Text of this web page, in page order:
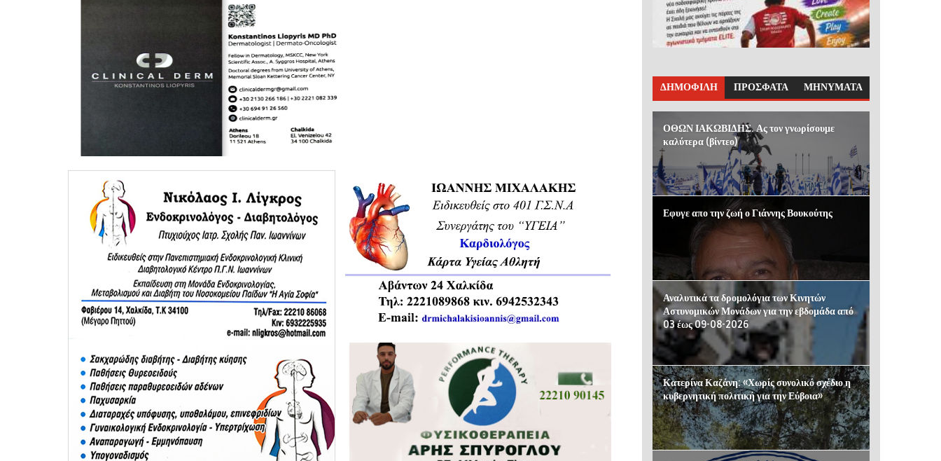
ΔΗΜΟΦΙΛΗ ΠΡΟΣΦΑΤΑ ΜΗΝΥΜΑΤΑ
ΟΘΩΝ ΙΑΚΩΒΙΔΗΣ. Ας τον γνωρίσουμε
καλύτερα (βίντεο)
Εφυγε απο την ζωή ο Γιάννης Βουκούτης
Αναλυτικά τα δρομολόγια των Κινητών
Αστυνομικών Μονάδων για την εβδομάδα από
03 έως 09-08-2026
Κατερίνα Καζάνη: «Χωρίς συνολικό σχέδιο η
κυβερνητική πολιτική για την Εύβοια»